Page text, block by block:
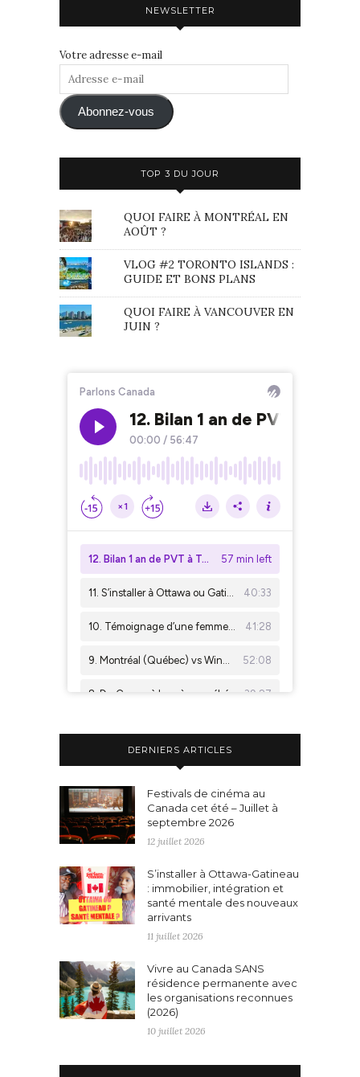
NEWSLETTER
Votre adresse e-mail
Adresse
mail Abonnez-vous
TOP 3 DU JOUR
QUOI FAIRE À MONTRÉAL EN
AOÛT ?
VLOG #2 TORONTO ISLANDS :
GUIDE ET BONS PLANS
QUOI FAIRE À VANCOUVER EN
JUIN ?
DERNIERS ARTICLES
Festivals de cinéma au
Canada cet été – Juillet à
septembre 2026
12 juillet 2026
S’installer à Ottawa-Gatineau
: immobilier, intégration et
santé mentale des nouveaux
arrivants
11 juillet 2026
Vivre au Canada SANS
résidence permanente avec
les organisations reconnues
(2026)
10 juillet 2026